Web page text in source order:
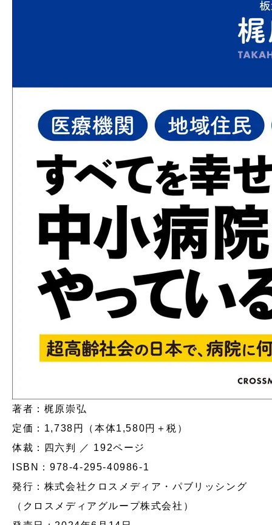
著者：梶原崇弘
定価：1,738円（本体1,580円＋税）
体裁：四六判 ／ 192ページ
ISBN：978-4-295-40986-1
発行：株式会社クロスメディア・パブリッシング
（クロスメディアグループ株式会社）